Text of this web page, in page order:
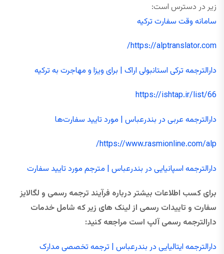
زیر در دسترس است:
سامانه وقت سفارت ترکیه
https://alptranslator.com/
دارالترجمه ترکی استانبولی اراک | برای ویزا و مهاجرت به ترکیه
https://ishtap.ir/list/66
دارالترجمه عربی در بندرعباس | مورد تایید سفارت‌ها
https://www.rasmionline.com/alp/
دارالترجمه اسپانیایی در بندرعباس | مترجم مورد تایید سفارت
برای کسب اطلاعات بیشتر درباره فرآیند ترجمه رسمی و لگالایز
سفارت و تاییدات رسمی از لینک های زیر که شامل خدمات
دارالترجمه رسمی آلپ است مراجعه کنید:
دارالترجمه ایتالیایی در بندرعباس | ترجمه تخصصی مدارک